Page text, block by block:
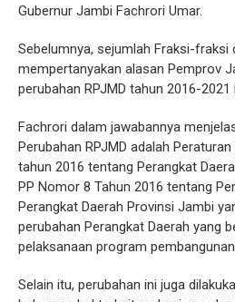
Gubernur Jambi Fachrori Umar.
Sebelumnya, sejumlah Fraksi-fraksi
mempertanyakan alasan Pemprov
perubahan RPJMD tahun 2016-2021
Fachrori dalam jawabannya
Perubahan RPJMD adalah
tahun 2016 tentang Perangkat
PP Nomor 8 Tahun 2016 tentang
Perangkat Daerah Provinsi Jambi
perubahan Perangkat Daerah yang
pelaksanaan program pembangunan.
Selain itu, perubahan ini juga